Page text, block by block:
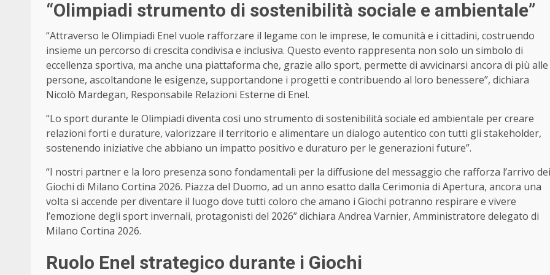
“Olimpiadi strumento di sostenibilità sociale e ambientale”
“Attraverso le Olimpiadi Enel vuole rafforzare il legame con le imprese, le comunità e i cittadini, costruendo
insieme un percorso di crescita condivisa e inclusiva. Questo evento rappresenta non solo un simbolo di
eccellenza sportiva, ma anche una piattaforma che, grazie allo sport, permette di avvicinarsi ancora di più alle
persone, ascoltandone le esigenze, supportandone i progetti e contribuendo al loro benessere”, dichiara
Nicolò Mardegan, Responsabile Relazioni Esterne di Enel.
“Lo sport durante le Olimpiadi diventa così uno strumento di sostenibilità sociale ed ambientale per creare
relazioni forti e durature, valorizzare il territorio e alimentare un dialogo autentico con tutti gli stakeholder,
sostenendo iniziative che abbiano un impatto positivo e duraturo per le generazioni future”.
“I nostri partner e la loro presenza sono fondamentali per la diffusione del messaggio che rafforza l’arrivo dei
Giochi di Milano Cortina 2026. Piazza del Duomo, ad un anno esatto dalla Cerimonia di Apertura, ancora una
volta si accende per diventare il luogo dove tutti coloro che amano i Giochi potranno respirare e vivere
l’emozione degli sport invernali, protagonisti del 2026” dichiara Andrea Varnier, Amministratore delegato di
Milano Cortina 2026.
Ruolo Enel strategico durante i Giochi